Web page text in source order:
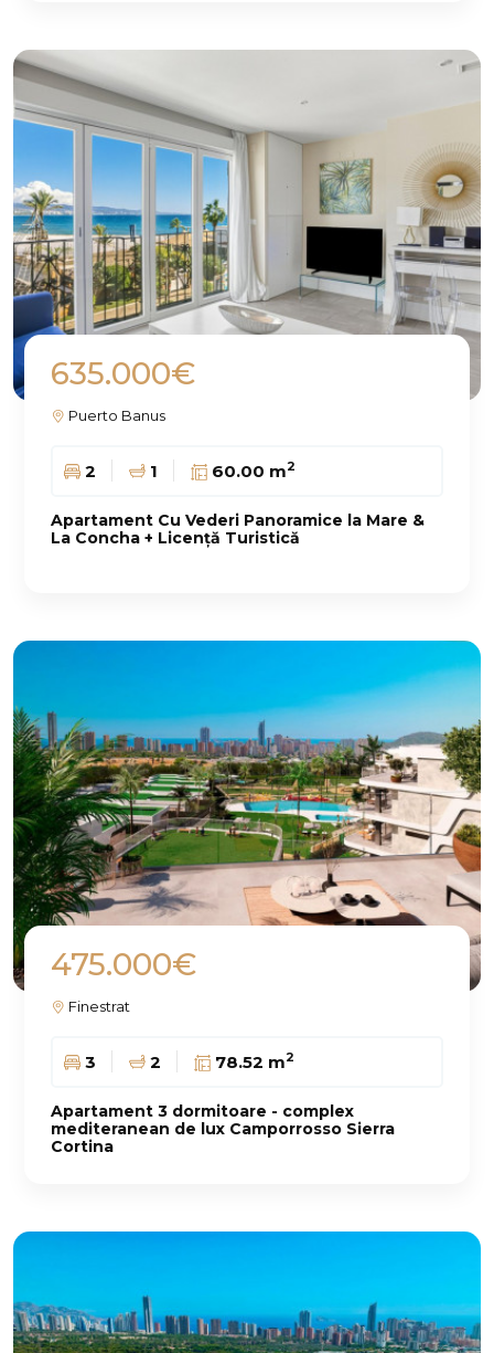
635.000€
Puerto Banus
2 1 60.00 m2
Apartament Cu Vederi Panoramice la Mare &
La Concha + Licență Turistică
475.000€
Finestrat
3 2 78.52 m2
Apartament 3 dormitoare - complex
mediteranean de lux Camporrosso Sierra
Cortina